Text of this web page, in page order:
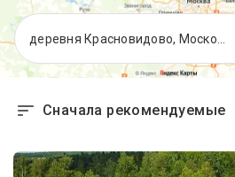
Сначала рекомендуемые